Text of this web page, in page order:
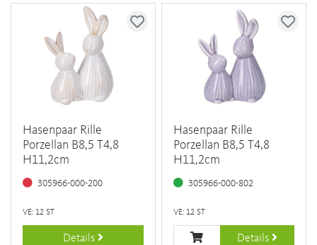
Hasenpaar Rille
Porzellan B8,5 T4,8
H11,2cm
305966-000-200
VE: 12 ST
Details
Hasenpaar Rille
Porzellan B8,5 T4,8
H11,2cm
305966-000-802
VE: 12 ST
Details